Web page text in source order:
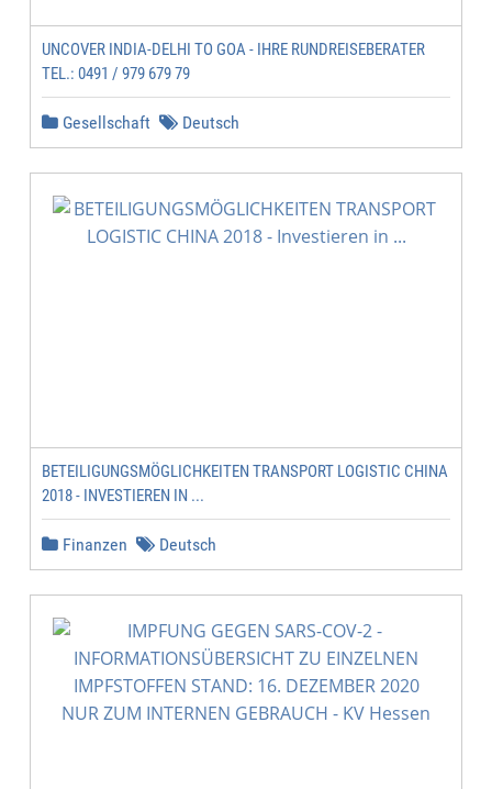
UNCOVER INDIA-DELHI TO GOA - IHRE RUNDREISEBERATER
TEL.: 0491 / 979 679 79
Gesellschaft Deutsch
BETEILIGUNGSMÖGLICHKEITEN TRANSPORT LOGISTIC CHINA
2018 - INVESTIEREN IN ...
Finanzen Deutsch